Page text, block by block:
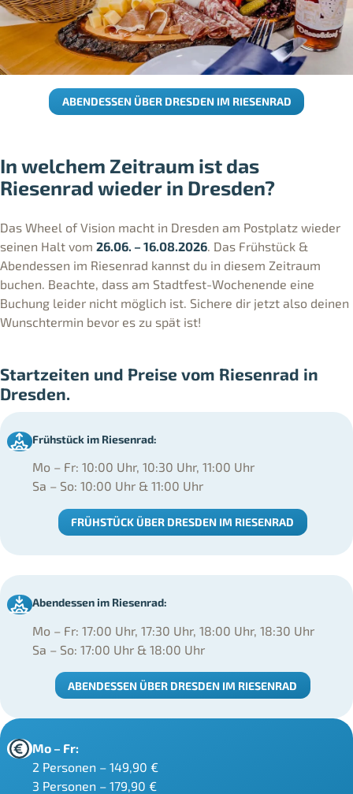
ABENDESSEN ÜBER DRESDEN IM RIESENRAD
In welchem Zeitraum ist das
Riesenrad wieder in Dresden?
Das Wheel of Vision macht in Dresden am Postplatz wieder
seinen Halt vom 26.06. – 16.08.2026. Das Frühstück &
Abendessen im Riesenrad kannst du in diesem Zeitraum
buchen. Beachte, dass am Stadtfest-Wochenende eine
Buchung leider nicht möglich ist. Sichere dir jetzt also deinen
Wunschtermin bevor es zu spät ist!
Startzeiten und Preise vom Riesenrad in
Dresden.
Frühstück im Riesenrad:
Mo – Fr: 10:00 Uhr, 10:30 Uhr, 11:00 Uhr
Sa – So: 10:00 Uhr & 11:00 Uhr
FRÜHSTÜCK ÜBER DRESDEN IM RIESENRAD
Abendessen im Riesenrad:
Mo – Fr: 17:00 Uhr, 17:30 Uhr, 18:00 Uhr, 18:30 Uhr
Sa – So: 17:00 Uhr & 18:00 Uhr
ABENDESSEN ÜBER DRESDEN IM RIESENRAD
Mo – Fr:
2 Personen – 149,90 €
3 Personen – 179,90 €